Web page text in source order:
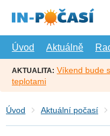
hlavní
Úvod
Aktuálně
AKTUALITA: Víkend bude
teplotami
Úvod Aktuální počasí